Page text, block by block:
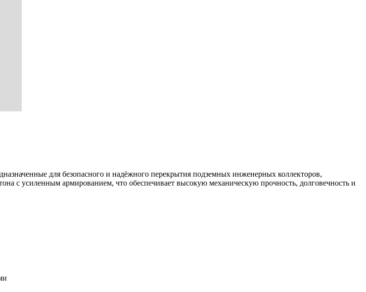
для безопасного и надёжного перекрытия подземных инженерных коллекторов,
с усиленным армированием, что обеспечивает высокую механическую прочность, долговечность и